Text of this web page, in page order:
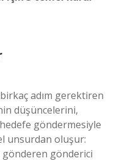
adım gerektiren
düşüncelerini,
göndermesiyle
unsurdan oluşur:
gönderici